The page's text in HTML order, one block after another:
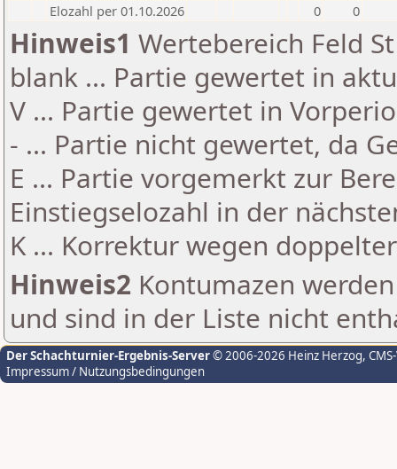
Elozahl per 01.10.2026
0 0
Hinweis1 Wertebereich Feld
blank ... Partie gewertet in
V ... Partie gewertet in
- ... Partie nicht gewertet, da
E ... Partie vorgemerkt zur
Einstiegselozahl in der
K ... Korrektur wegen
Hinweis2 Kontumazen
und sind in der Liste nicht
Der Schachturnier-Ergebnis-Server© 2006-2026 Heinz Herzog,
Impressum / Nutzungsbedingungen